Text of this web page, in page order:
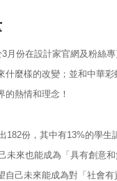
份在設計家官網及粉絲專
麼樣的改變；並和中華
熱情和理念！
份，其中有13%的學生
未來也能成為「具有創意
己未來能成為對「社會